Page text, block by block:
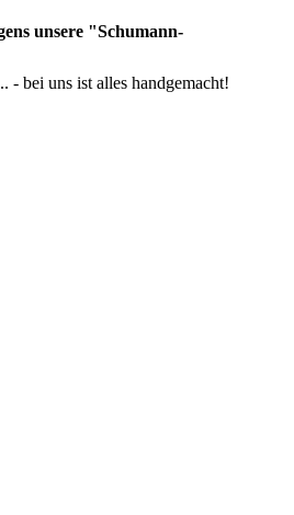
unsere "Schumann-
- bei uns ist alles handgemacht!